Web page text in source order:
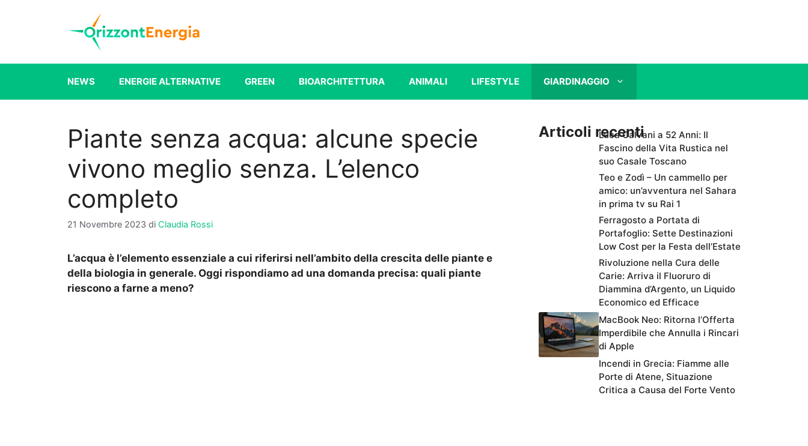
NEWS ENERGIE ALTERNATIVE GREEN BIOARCHITETTURA ANIMALI LIFESTYLE GIARDINAGGIO
Piante senza acqua: alcune specie
vivono meglio senza. L’elenco
completo
21 Novembre 2023 di Claudia Rossi
L’acqua è l’elemento essenziale a cui riferirsi nell’ambito della crescita delle piante e
della biologia in generale. Oggi rispondiamo ad una domanda precisa: quali piante
riescono a farne a meno?
Articoli recentiLuca Calvani a 52 Anni: Il
Fascino della Vita Rustica nel
suo Casale Toscano
Teo e Zodì – Un cammello per
amico: un’avventura nel Sahara
in prima tv su Rai 1
Ferragosto a Portata di
Portafoglio: Sette Destinazioni
Low Cost per la Festa dell’Estate
Rivoluzione nella Cura delle
Carie: Arriva il Fluoruro di
Diammina d’Argento, un Liquido
Economico ed Efficace
MacBook Neo: Ritorna l’Offerta
Imperdibile che Annulla i Rincari
di Apple
Incendi in Grecia: Fiamme alle
Porte di Atene, Situazione
Critica a Causa del Forte Vento